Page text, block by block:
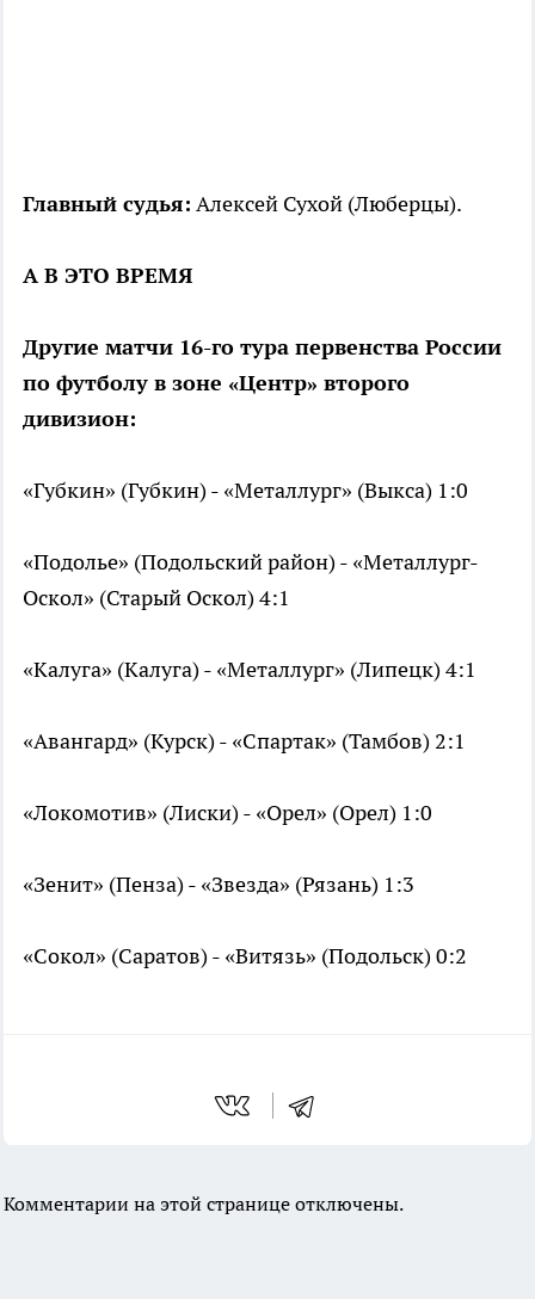
Главный судья: Алексей Сухой (Люберцы).
А В ЭТО ВРЕМЯ
Другие матчи 16-го тура первенства России
по футболу в зоне «Центр» второго
дивизион:
«Губкин» (Губкин) - «Металлург» (Выкса) 1:0
«Подолье» (Подольский район) - «Металлург-
Оскол» (Старый Оскол) 4:1
«Калуга» (Калуга) - «Металлург» (Липецк) 4:1
«Авангард» (Курск) - «Спартак» (Тамбов) 2:1
«Локомотив» (Лиски) - «Орел» (Орел) 1:0
«Зенит» (Пенза) - «Звезда» (Рязань) 1:3
«Сокол» (Саратов) - «Витязь» (Подольск) 0:2
Комментарии на этой странице отключены.